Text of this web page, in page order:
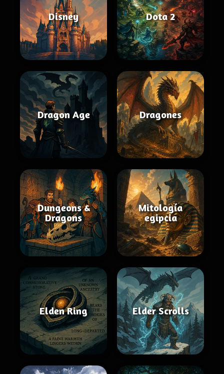
Disney Dota 2
Dragon Age Dragones
Dungeons &
Dragons
Mitología
egipcia
Elden Ring Elder Scrolls